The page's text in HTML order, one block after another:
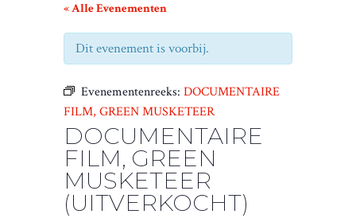
« Alle Evenementen
Dit evenement is voorbij.
Evenementenreeks: DOCUMENTAIRE
FILM, GREEN MUSKETEER
DOCUMENTAIRE
FILM, GREEN
MUSKETEER
(UITVERKOCHT)